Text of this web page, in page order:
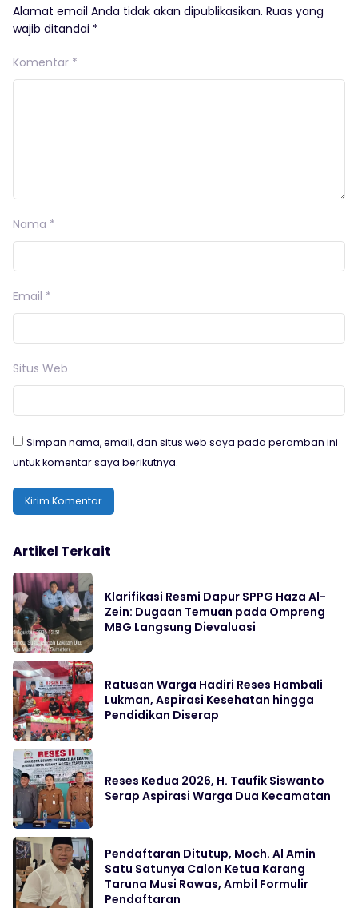
Alamat email Anda tidak akan dipublikasikan. Ruas yang
wajib ditandai *
Komentar *
Nama *
Email *
Situs Web
Simpan nama, email, dan situs web saya pada peramban ini
untuk komentar saya berikutnya.
Artikel Terkait
Klarifikasi Resmi Dapur SPPG Haza Al-
Zein: Dugaan Temuan pada Ompreng
MBG Langsung Dievaluasi
Ratusan Warga Hadiri Reses Hambali
Lukman, Aspirasi Kesehatan hingga
Pendidikan Diserap
Reses Kedua 2026, H. Taufik Siswanto
Serap Aspirasi Warga Dua Kecamatan
Pendaftaran Ditutup, Moch. Al Amin
Satu Satunya Calon Ketua Karang
Taruna Musi Rawas, Ambil Formulir
Pendaftaran